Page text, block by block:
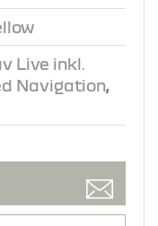
Live inkl.
Navigation,